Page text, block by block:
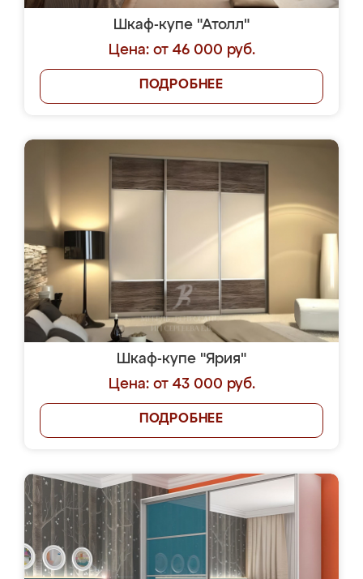
Шкаф-купе "Атолл"
Цена: от 46 000 руб.
ПОДРОБНЕЕ
Шкаф-купе "Ярия"
Цена: от 43 000 руб.
ПОДРОБНЕЕ